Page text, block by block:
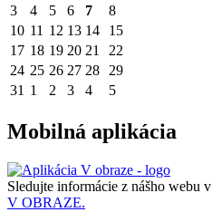
3 4 5 6 7 8
10 11 12 13 14 15
17 18 19 20 21 22
24 25 26 27 28 29
31 1 2 3 4 5
Mobilná aplikácia
Sledujte informácie z nášho webu v
V OBRAZE.